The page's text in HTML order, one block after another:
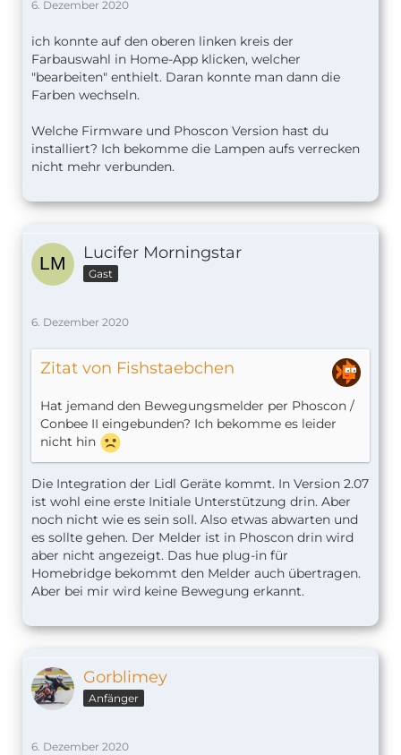
6. Dezember 2020
ich konnte auf den oberen linken kreis der
Farbauswahl in Home-App klicken, welcher
"bearbeiten" enthielt. Daran konnte man dann die
Farben wechseln.
Welche Firmware und Phoscon Version hast du
installiert? Ich bekomme die Lampen aufs verrecken
nicht mehr verbunden.
Lucifer Morningstar
Gast
6. Dezember 2020
Zitat von Fishstaebchen
Hat jemand den Bewegungsmelder per Phoscon /
Conbee II eingebunden? Ich bekomme es leider
nicht hin
Die Integration der Lidl Geräte kommt. In Version 2.07
ist wohl eine erste Initiale Unterstützung drin. Aber
noch nicht wie es sein soll. Also etwas abwarten und
es sollte gehen. Der Melder ist in Phoscon drin wird
aber nicht angezeigt. Das hue plug-in für
Homebridge bekommt den Melder auch übertragen.
Aber bei mir wird keine Bewegung erkannt.
Gorblimey
Anfänger
6. Dezember 2020